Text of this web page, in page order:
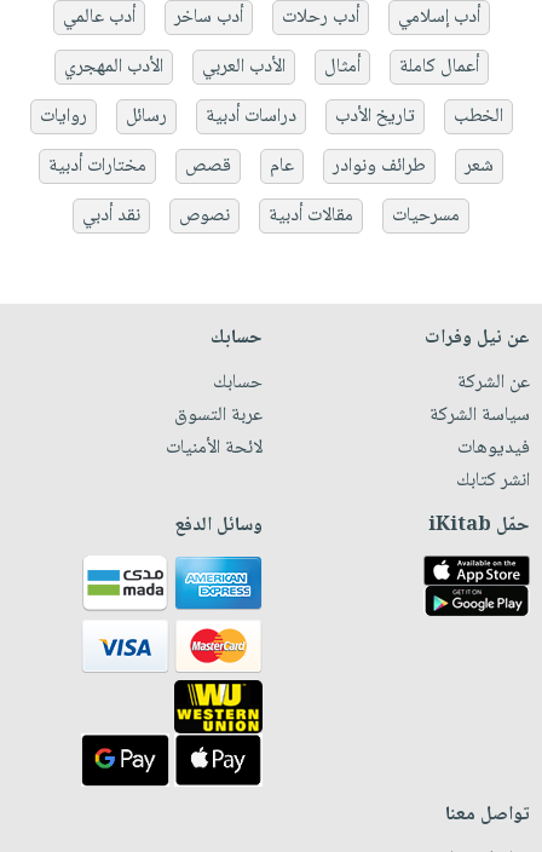
أدب إسلامي أدب رحلات أدب ساخر
أدب عالمي
أعمال كاملة
أمثال الأدب العربي
الأدب المهجري
الخطب
تاريخ الأدب دراسات أدبية رسائل
روايات
شعر
طرائف ونوادر عام قصص
مختارات أدبية
مسرحيات
مقالات أدبية نصوص نقد أدبي
عن نيل وفرات
عن الشركة
سياسة الشركة
فيديوهات
انشر كتابك
حسابك
حسابك
عربة التسوق
لائحة الأمنيات
حمّل iKitab وسائل الدفع
تواصل معنا